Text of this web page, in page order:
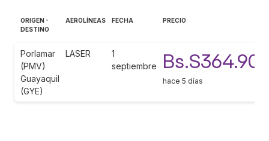
ORIGEN -
DESTINO
AEROLÍNEAS FECHA PRECIO
Porlamar
(PMV)
Guayaquil
(GYE)
LASER
1
septiembre
hace 5 días